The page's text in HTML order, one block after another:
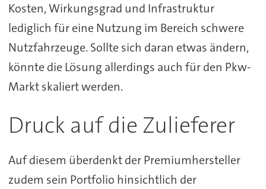
Kosten, Wirkungsgrad und Infrastruktur
lediglich für eine Nutzung im Bereich schwere
Nutzfahrzeuge. Sollte sich daran etwas ändern,
könnte die Lösung allerdings auch für den Pkw-
Markt skaliert werden.
Druck auf die Zulieferer
Auf diesem überdenkt der Premiumhersteller
zudem sein Portfolio hinsichtlich der